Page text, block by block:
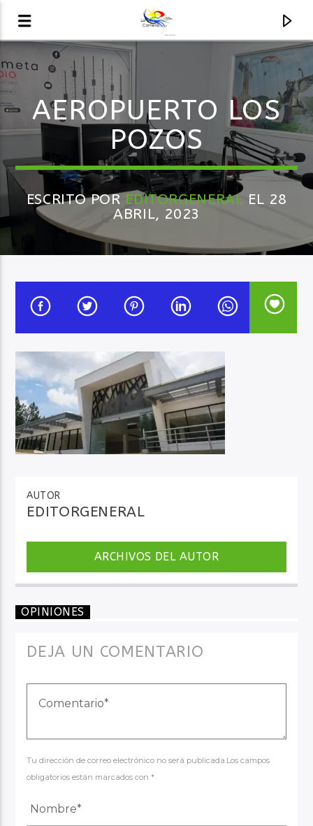
AUDIO EN VIVO
LA COMETA, SEÑALES A CIELO ABIERTO
Audio en Vivo
AEROPUERTO LOS
POZOS
ESCRITO POR EDITORGENERAL EL 28
ABRIL, 2023
AUTOR
EDITORGENERAL
ARCHIVOS DEL AUTOR
OPINIONES
DEJA UN COMENTARIO
Tu dirección de correo electrónico no será publicada.Los campos
obligatorios están marcados con *